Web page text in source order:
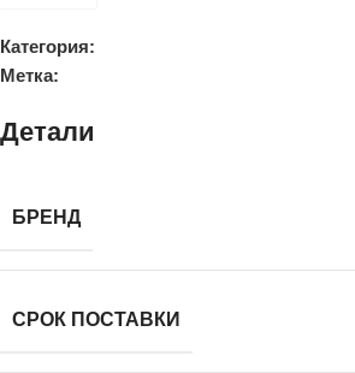
Категория:
Метка:
Детали
БРЕНД
СРОК ПОСТАВКИ